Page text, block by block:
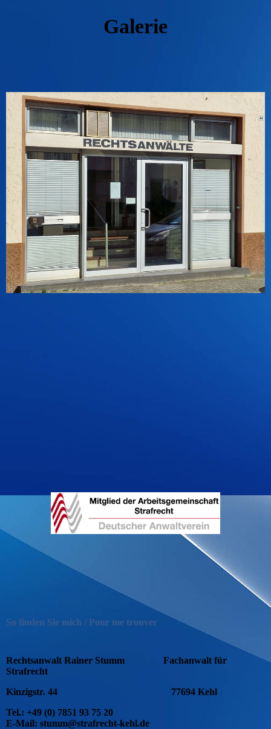
Galerie
So finden Sie mich / Pour me trouver
Rechtsanwalt Rainer Stumm
Fachanwalt für
Strafrecht
Kinzigstr. 44
77694 Kehl
Tel.: +49 (0) 7851 93 75 20
E-Mail: stumm@strafrecht-kehl.de